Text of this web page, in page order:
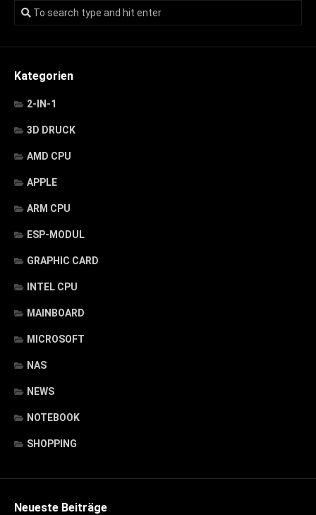
Kategorien
2-IN-1
3D DRUCK
AMD CPU
APPLE
ARM CPU
ESP-MODUL
GRAPHIC CARD
INTEL CPU
MAINBOARD
MICROSOFT
NAS
NEWS
NOTEBOOK
SHOPPING
Neueste Beiträge